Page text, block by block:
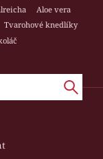
Aloe vera
Tvarohové knedlíky